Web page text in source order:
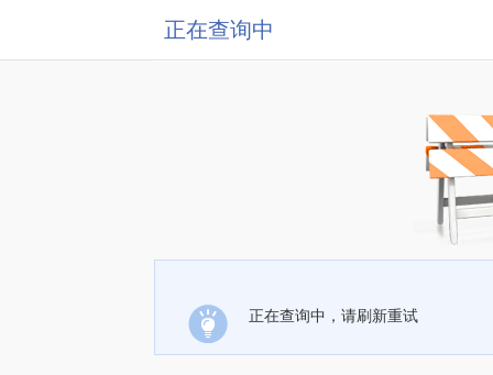
正在查询中
正在查询中，请刷新重试